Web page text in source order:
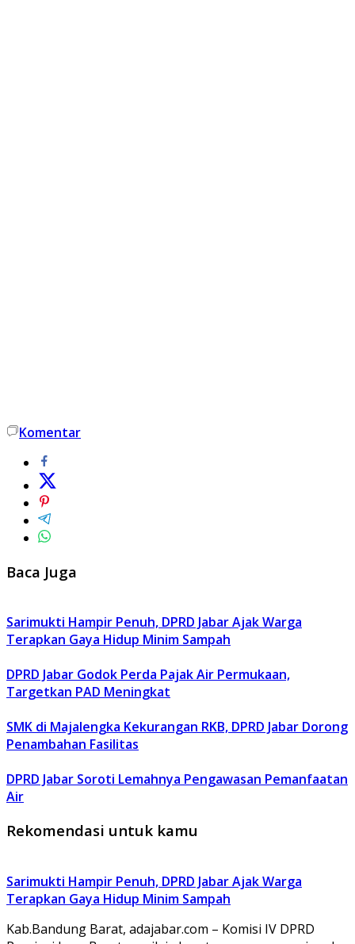
Komentar
Baca Juga
Sarimukti Hampir Penuh, DPRD Jabar Ajak Warga
Terapkan Gaya Hidup Minim Sampah
DPRD Jabar Godok Perda Pajak Air Permukaan,
Targetkan PAD Meningkat
SMK di Majalengka Kekurangan RKB, DPRD Jabar Dorong
Penambahan Fasilitas
DPRD Jabar Soroti Lemahnya Pengawasan Pemanfaatan
Air
Rekomendasi untuk kamu
Sarimukti Hampir Penuh, DPRD Jabar Ajak Warga
Terapkan Gaya Hidup Minim Sampah
Kab.Bandung Barat, adajabar.com – Komisi IV DPRD